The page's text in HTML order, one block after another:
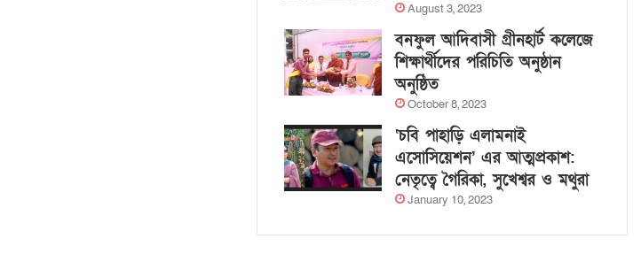
August 3, 2023
বনফুল আদিবাসী গ্রীনহার্ট কলেজে
শিক্ষার্থীদের পরিচিতি অনুষ্ঠান
অনুষ্ঠিত
October 8, 2023
‘চবি পাহাড়ি এলামনাই
এসোসিয়েশন’ এর আত্মপ্রকাশ:
নেতৃত্বে গৈরিকা, সুখেশ্বর ও মথুরা
January 10, 2023